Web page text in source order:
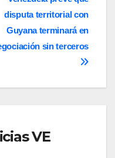
disputa territorial con
Guyana terminará en
sin terceros
VE